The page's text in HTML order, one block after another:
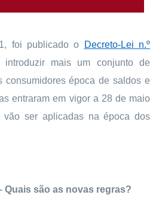
foi publicado o
Decreto-Lei n.º
mais um conjunto de
consumidores época de saldos e
entraram em vigor a 28 de maio
ser aplicadas na época dos
Quais são as novas regras?